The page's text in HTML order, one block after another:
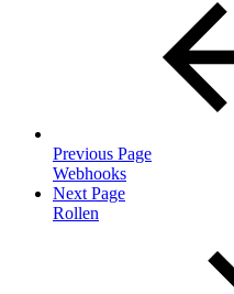
Previous Page
Webhooks
Next Page
Rollen